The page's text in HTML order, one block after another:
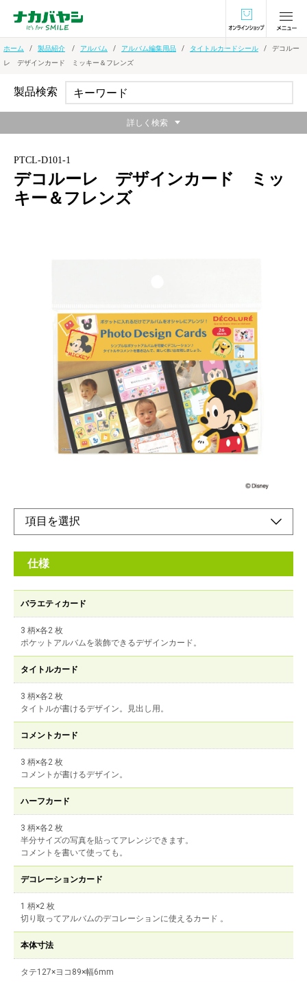
オンラインショ
ホーム 製品紹介 アルバム アルバム編集用品 タイトルカードシール
デコルー
レ デザインカード ミッキー＆フレンズ
PTCL-D101-1
デコルーレ デザインカード ミッ
キー＆フレンズ
ポケットアルバムに差し込むだけで、L判のポケッ
トアルバムを簡単にかわいくデコレーションでき
るデザインカードのセットです。
メーカー希望小売価格：
+ 税
デザインカード13柄×各2枚入り！
仕様
バラエティカード
3 柄×各2 枚
ポケットアルバムを装飾できるデザインカード。
タイトルカード
3 柄×各2 枚
タイトルが書けるデザイン。見出し用。
コメントカード
3 柄×各2 枚
コメントが書けるデザイン。
ハーフカード
3 柄×各2 枚
半分サイズの写真を貼ってアレンジできます。
コメントを書いて使っても。
デコレーションカード
1 柄×2 枚
切り取ってアルバムのデコレーションに使えるカード 。
本体寸法
タテ127×ヨコ89×幅6mm
製品検索
詳しく検索